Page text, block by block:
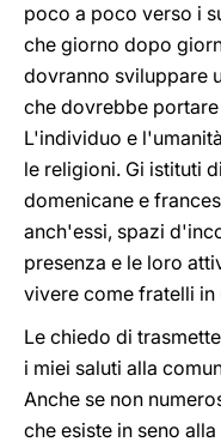
poco a poco verso i
che giorno dopo
dovranno sviluppare
che dovrebbe
L'individuo e
le religioni. Gi istituti
domenicane e
anch'essi, spazi
presenza e le loro
vivere come fratelli in
Le chiedo di
i miei saluti alla
Anche se non
che esiste in seno